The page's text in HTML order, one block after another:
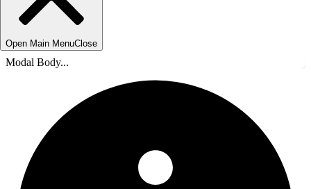
Open Main MenuClose
Modal Body...